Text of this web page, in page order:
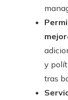
y
tras